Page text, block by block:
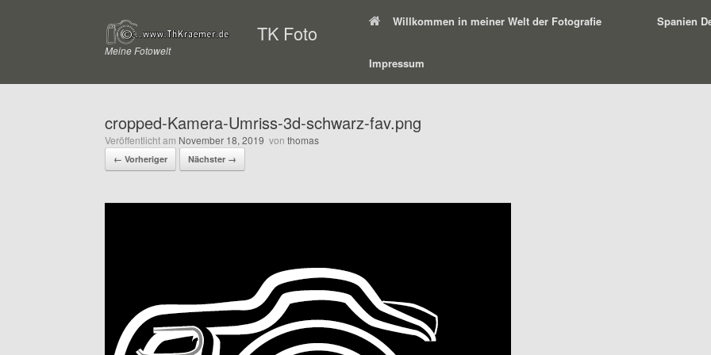
TK Foto
Meine Fotowelt
Willkommen in meiner Welt der Fotografie Spanien
Impressum
cropped-Kamera-Umriss-3d-schwarz-fav.png
Veröffentlicht am November 18, 2019 von thomas
← Vorheriger Nächster →